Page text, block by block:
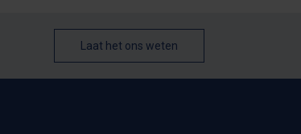
Laat het ons weten